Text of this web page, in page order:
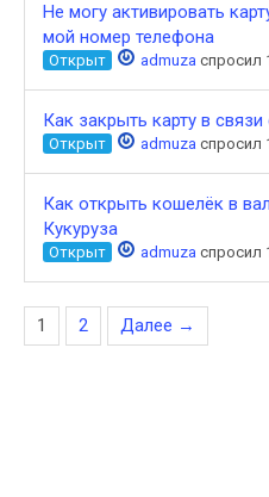
Не могу активировать
мой номер телефона
Открыт admuza спросил
Как закрыть карту в связи
Открыт admuza спросил
Как открыть кошелёк в
Кукуруза
Открыт admuza спросил
1 2 Далее →